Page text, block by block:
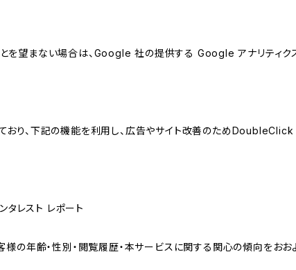
望まない場合は、Google 社の提供する Google アナリティクス
おり、下記の機能を利用し、広告やサイト改善のため
レスト レポート
年齢・性別・閲覧履歴・本サービスに関する関心の傾向をお